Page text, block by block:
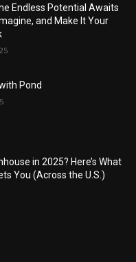
Endless Potential Awaits
and Make It Your
Pond
in 2025? Here’s What
You (Across the U.S.)